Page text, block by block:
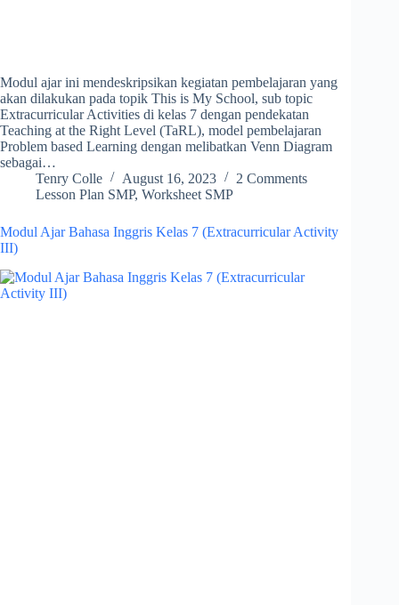
Modul ajar ini mendeskripsikan kegiatan pembelajaran yang
akan dilakukan pada topik This is My School, sub topic
Extracurricular Activities di kelas 7 dengan pendekatan
Teaching at the Right Level (TaRL), model pembelajaran
Problem based Learning dengan melibatkan Venn Diagram
sebagai…
Tenry Colle
August 16, 2023
2 Comments
Lesson Plan SMP, Worksheet SMP
Modul Ajar Bahasa Inggris Kelas 7 (Extracurricular Activity
III)